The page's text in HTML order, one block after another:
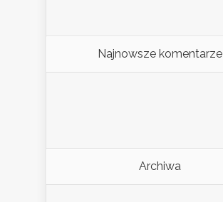
Najnowsze komentarze
Archiwa